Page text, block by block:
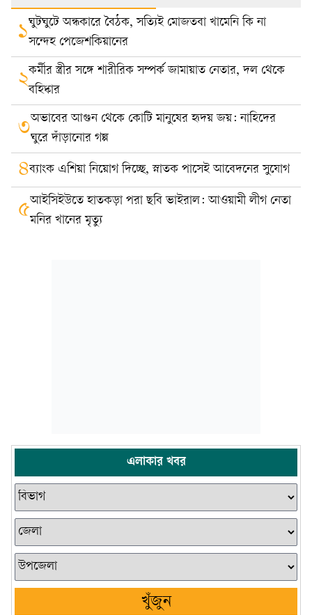
১ঘুটঘুটে অন্ধকারে বৈঠক, সত্যিই মোজতবা খামেনি কি না
সন্দেহ পেজেশকিয়ানের
২কর্মীর স্ত্রীর সঙ্গে শারীরিক সম্পর্ক জামায়াত নেতার, দল থেকে
বহিষ্কার
৩অভাবের আগুন থেকে কোটি মানুষের হৃদয় জয়: নাহিদের
ঘুরে দাঁড়ানোর গল্প
৪ব্যাংক এশিয়া নিয়োগ দিচ্ছে, স্নাতক পাসেই আবেদনের সুযোগ
৫আইসিইউতে হাতকড়া পরা ছবি ভাইরাল: আওয়ামী লীগ নেতা
মনির খানের মৃত্যু
এলাকার খবর
খুঁজুন